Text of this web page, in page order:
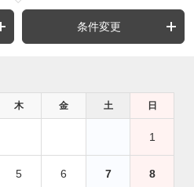
条件変更
木 金 土 日
1
5 6 7 8